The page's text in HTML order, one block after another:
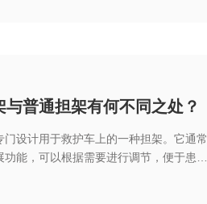
与普通担架有何不同之处？
门设计用于救护车上的一种担架。它通常
功能，可以根据需要进行调节，便于患者
叠或扩展功能。